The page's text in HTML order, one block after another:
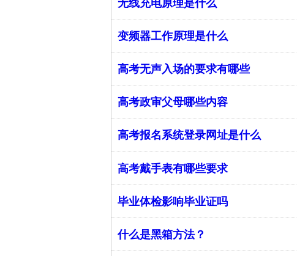
无线充电原理是什么
变频器工作原理是什么
高考无声入场的要求有哪些
高考政审父母哪些内容
高考报名系统登录网址是什么
高考戴手表有哪些要求
毕业体检影响毕业证吗
什么是黑箱方法？